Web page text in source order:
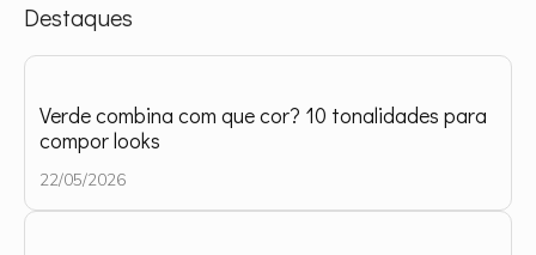
Destaques
Verde combina com que cor? 10 tonalidades para
compor looks
22/05/2026